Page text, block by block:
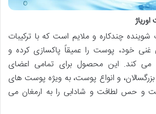
شوینده چندکاره و ملایم است که با ترکیبات
خود، پوست را عمیقاً پاکسازی کرده و
کند. این محصول برای تمامی اعضای
بزرگسالان، و انواع پوست، به ویژه پوست های
و حس لطافت و شادابی را به ارمغان می